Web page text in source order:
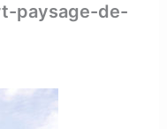
paysage-de-